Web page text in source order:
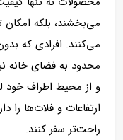
می‌بخشند، بلکه امکان
می‌کنند. افرادی که
محدود به فضای خانه
و از محیط اطراف خود
ارتفاعات و فلات‌ها را
راحت‌تر سفر کنند.